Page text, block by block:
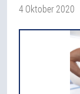
4 Oktober 2020